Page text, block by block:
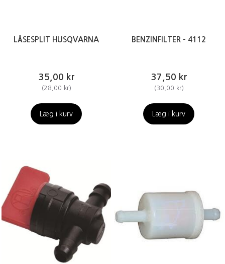
LÅSESPLIT HUSQVARNA
35,00 kr
(28,00 kr)
Læg i kurv
BENZINFILTER - 4112
37,50 kr
(30,00 kr)
Læg i kurv